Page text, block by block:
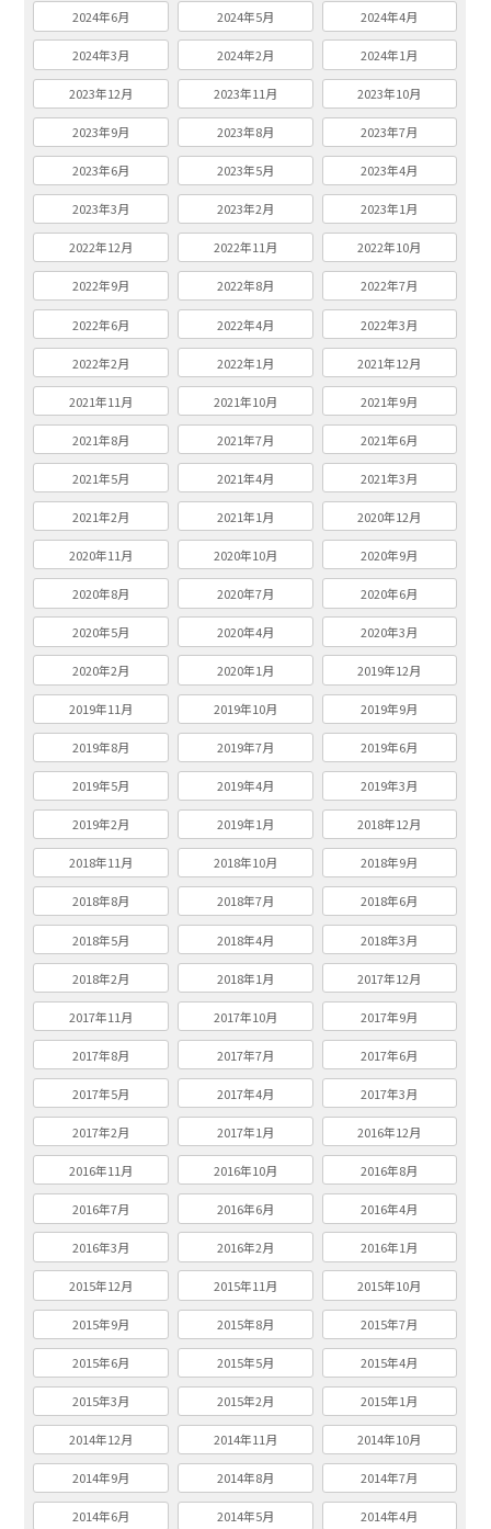
2024年6月 2024年5月 2024年4月
2024年3月 2024年2月 2024年1月
2023年12月 2023年11月 2023年10月
2023年9月 2023年8月 2023年7月
2023年6月 2023年5月 2023年4月
2023年3月 2023年2月 2023年1月
2022年12月 2022年11月 2022年10月
2022年9月 2022年8月 2022年7月
2022年6月 2022年4月 2022年3月
2022年2月 2022年1月 2021年12月
2021年11月 2021年10月 2021年9月
2021年8月 2021年7月 2021年6月
2021年5月 2021年4月 2021年3月
2021年2月 2021年1月 2020年12月
2020年11月 2020年10月 2020年9月
2020年8月 2020年7月 2020年6月
2020年5月 2020年4月 2020年3月
2020年2月 2020年1月 2019年12月
2019年11月 2019年10月 2019年9月
2019年8月 2019年7月 2019年6月
2019年5月 2019年4月 2019年3月
2019年2月 2019年1月 2018年12月
2018年11月 2018年10月 2018年9月
2018年8月 2018年7月 2018年6月
2018年5月 2018年4月 2018年3月
2018年2月 2018年1月 2017年12月
2017年11月 2017年10月 2017年9月
2017年8月 2017年7月 2017年6月
2017年5月 2017年4月 2017年3月
2017年2月 2017年1月 2016年12月
2016年11月 2016年10月 2016年8月
2016年7月 2016年6月 2016年4月
2016年3月 2016年2月 2016年1月
2015年12月 2015年11月 2015年10月
2015年9月 2015年8月 2015年7月
2015年6月 2015年5月 2015年4月
2015年3月 2015年2月 2015年1月
2014年12月 2014年11月 2014年10月
2014年9月 2014年8月 2014年7月
2014年6月 2014年5月 2014年4月